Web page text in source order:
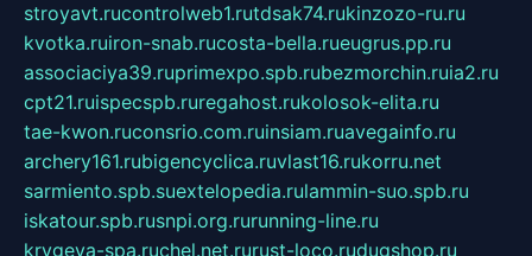
stroyavt.rucontrolweb1.rutdsak74.rukinzozo-ru.ru
kvotka.ruiron-snab.rucosta-bella.rueugrus.pp.ru
associaciya39.ruprimexpo.spb.rubezmorchin.ruia2.ru
cpt21.ruispecspb.ruregahost.rukolosok-elita.ru
tae-kwon.ruconsrio.com.ruinsiam.ruavegainfo.ru
archery161.rubigencyclica.ruvlast16.rukorru.net
sarmiento.spb.suextelopedia.rulammin-suo.spb.ru
iskatour.spb.rusnpi.org.rurunning-line.ru
krygeva-spa.ruchel.net.rurust-loco.rudugshop.ru